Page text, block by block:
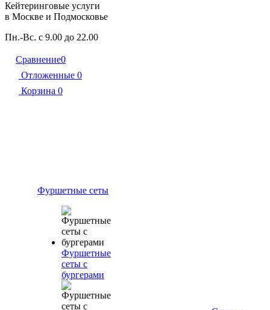
Кейтеринговые услуги
в Москве и Подмосковье
Пн.-Вс. с 9.00 до 22.00
Сравнение0
Отложенные 0
Корзина 0
Фуршетные сеты
Фуршетные
сеты с
бургерами